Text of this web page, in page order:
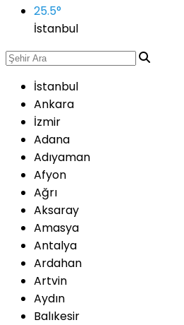
25.5°
İstanbul
İstanbul
Ankara
İzmir
Adana
Adıyaman
Afyon
Ağrı
Aksaray
Amasya
Antalya
Ardahan
Artvin
Aydın
Balıkesir